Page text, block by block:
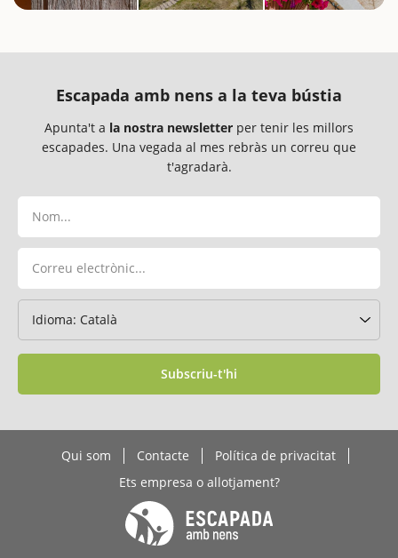
Escapada amb nens a la teva bústia
Apunta't a la nostra newsletter per tenir les millors
escapades. Una vegada al mes rebràs un correu que
t'agradarà.
Subscriu-t'hi
Qui som Contacte
Política de privacitat
Ets empresa o allotjament?